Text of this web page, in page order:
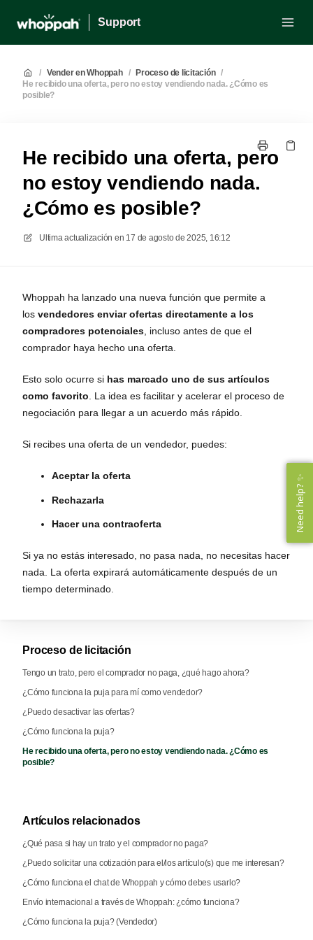
Support
/ Vender en Whoppah / Proceso de licitación /
He recibido una oferta, pero no estoy vendiendo nada. ¿Cómo es
posible?
He recibido una oferta, pero
no estoy vendiendo nada.
¿Cómo es posible?
Ultima actualización en 17 de agosto de 2025, 16:12
Whoppah ha lanzado una nueva función que permite a
los vendedores enviar ofertas directamente a los
compradores potenciales , incluso antes de que el
comprador haya hecho una oferta.
Esto solo ocurre si has marcado uno de sus artículos
como favorito . La idea es facilitar y acelerar el proceso de
negociación para llegar a un acuerdo más rápido.
Si recibes una oferta de un vendedor, puedes:
Aceptar la oferta
Rechazarla
Hacer una contraoferta
Si ya no estás interesado, no pasa nada, no necesitas hacer
nada. La oferta expirará automáticamente después de un
tiempo determinado.
Proceso de licitación
Tengo un trato, pero el comprador no paga, ¿qué hago ahora?
¿Cómo funciona la puja para mí como vendedor?
¿Puedo desactivar las ofertas?
¿Cómo funciona la puja?
He recibido una oferta, pero no estoy vendiendo nada. ¿Cómo es
posible?
Artículos relacionados
¿Qué pasa si hay un trato y el comprador no paga?
¿Puedo solicitar una cotización para el/los artículo(s) que me interesan?
¿Cómo funciona el chat de Whoppah y cómo debes usarlo?
Envío internacional a través de Whoppah: ¿cómo funciona?
¿Cómo funciona la puja? (Vendedor)
Need help? ✨
Need help? ✨